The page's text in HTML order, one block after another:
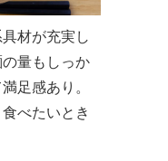
材が充実し
量もしっか
足感あり。
べたいとき